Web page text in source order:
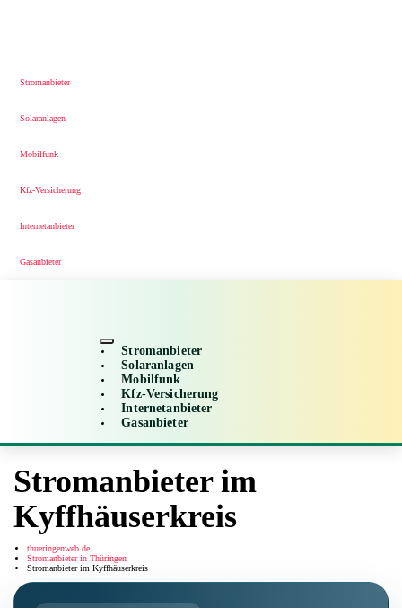
Stromanbieter
Solaranlagen
Mobilfunk
Kfz-Versicherung
Internetanbieter
Gasanbieter
Stromanbieter
Solaranlagen
Mobilfunk
Kfz-Versicherung
Internetanbieter
Gasanbieter
Stromanbieter im
Kyffhäuserkreis
thueringenweb.de
Stromanbieter in Thüringen
Stromanbieter im Kyffhäuserkreis